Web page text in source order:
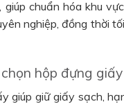
giúp chuẩn hóa khu
nghiệp, đồng thời
hộp đựng
giúp giữ giấy sạch,